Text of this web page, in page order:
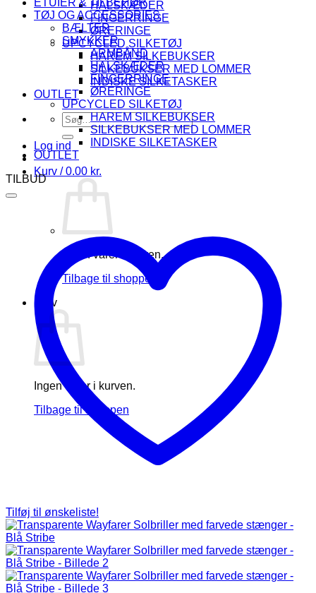
HALSKÆDER
FINGERRINGE
ØRERINGE
UPCYCLED SILKETØJ
HAREM SILKEBUKSER
SILKEBUKSER MED LOMMER
INDISKE SILKETASKER
OUTLET
Søg
efter:
Log ind
Kurv /0.00 kr.
Ingen varer i kurven.
Tilbage til shoppen
Kurv
Ingen varer i kurven.
Tilbage til shoppen
TØJ OG ACCESSORIES
BÆLTER
SMYKKER
ARMBÅND
HALSKÆDER
FINGERRINGE
ØRERINGE
UPCYCLED SILKETØJ
HAREM SILKEBUKSER
SILKEBUKSER MED LOMMER
INDISKE SILKETASKER
OUTLET
TILBUD
Tilføj til ønskeliste!